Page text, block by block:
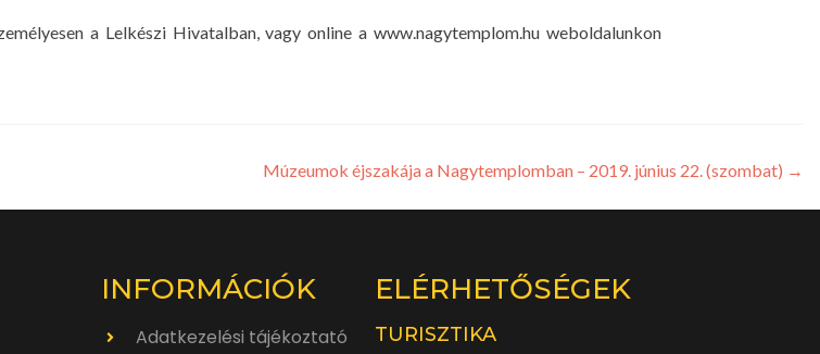
a Lelkészi Hivatalban, vagy online a www.nagytemplom.hu weboldalunkon
Múzeumok éjszakája a Nagytemplomban – 2019. június 22. (szombat) →
INFORMÁCIÓK
Adatkezelési tájékoztató
ELÉRHETŐSÉGEK
TURISZTIKA